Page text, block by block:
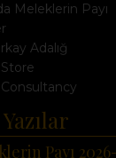
Meleklerin Payı
Adalığ
Payı